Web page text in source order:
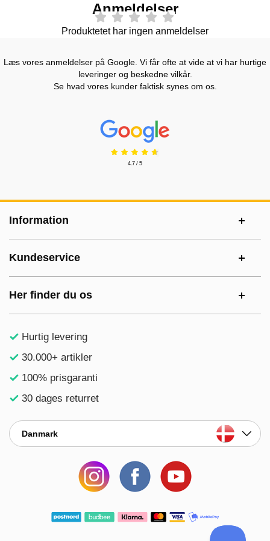
Anmeldelser
Produktetet har ingen anmeldelser
Læs vores anmeldelser på Google. Vi får ofte at vide at vi har hurtige
leveringer og beskedne vilkår.
Se hvad vores kunder faktisk synes om os.
Prisjakt Anmeldelser: 4.7 Stjerne
4.7 / 5
Information
Kundeservice
Her finder du os
Hurtig levering
30.000+ artikler
100% prisgaranti
30 dages returret
Danmark